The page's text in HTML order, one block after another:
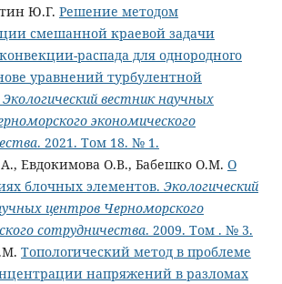
Ю.Г. Решение методом
смешанной краевой задачи
распада для однородного
уравнений турбулентной
Экологический вестник научных
экономического
. 2021. Том 18. № 1.
Евдокимова О.В., Бабешко О.М. О
блочных элементов. Экологический
центров Черноморского
сотрудничества. 2009. Том . № 3.
Топологический метод в проблеме
напряжений в разломах